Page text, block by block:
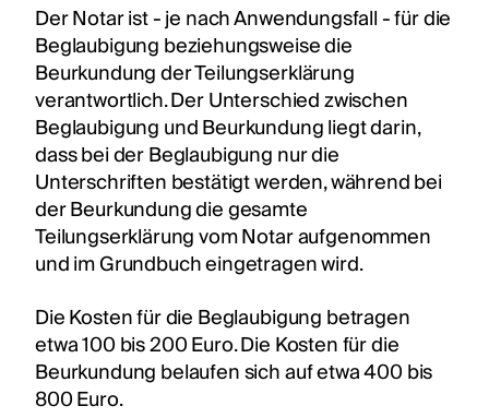
Der Notar ist - je nach Anwendungsfall - für die
Beglaubigung beziehungsweise die
Beurkundung der Teilungserklärung
verantwortlich. Der Unterschied zwischen
Beglaubigung und Beurkundung liegt darin,
dass bei der Beglaubigung nur die
Unterschriften bestätigt werden, während bei
der Beurkundung die gesamte
Teilungserklärung vom Notar aufgenommen
und im Grundbuch eingetragen wird.
Die Kosten für die Beglaubigung betragen
etwa 100 bis 200 Euro. Die Kosten für die
Beurkundung belaufen sich auf etwa 400 bis
800 Euro.